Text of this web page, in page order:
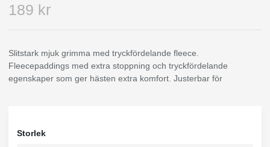
189 kr
Slitstark mjuk grimma med tryckfördelande fleece.
Fleecepaddings med extra stoppning och tryckfördelande
egenskaper som ger hästen extra komfort. Justerbar för
Storlek